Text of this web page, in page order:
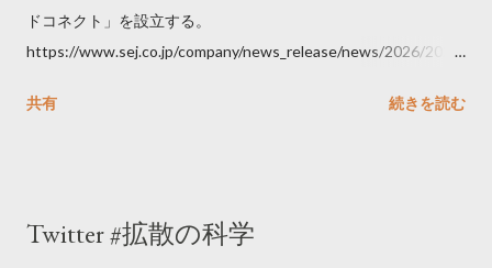
ドコネクト」を設立する。
https://www.sej.co.jp/company/news_release/news/2026/2026
共有
続きを読む
Twitter #拡散の科学